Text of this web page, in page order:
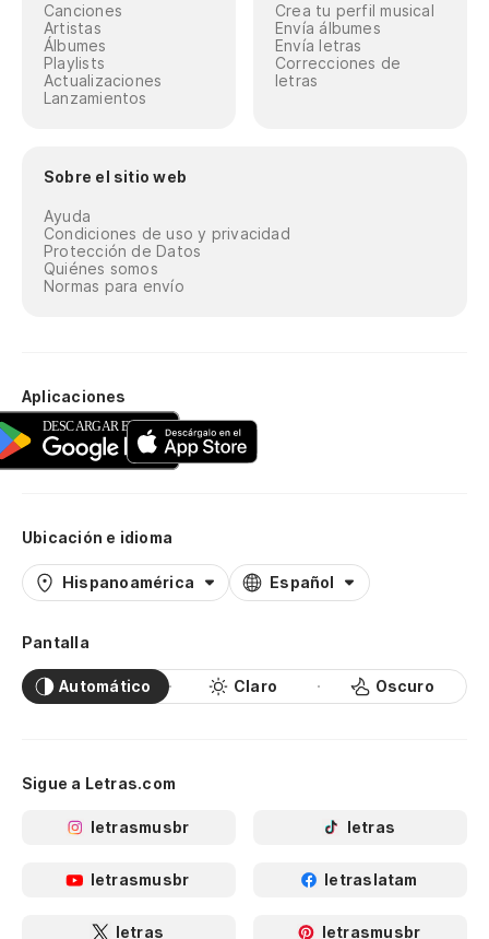
Canciones
Artistas
Álbumes
Playlists
Actualizaciones
Lanzamientos
Crea tu perfil musical
Envía álbumes
Envía letras
Correcciones de
letras
Sobre el sitio web
Ayuda
Condiciones de uso y privacidad
Protección de Datos
Quiénes somos
Normas para envío
Aplicaciones
Ubicación e idioma
Hispanoamérica Español
Pantalla
Automático Claro Oscuro
Sigue a Letras.com
letrasmusbr letras
letrasmusbr letraslatam
letras letrasmusbr